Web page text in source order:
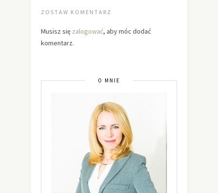
ZOSTAW KOMENTARZ
Musisz się zalogować, aby móc dodać
komentarz.
O MNIE